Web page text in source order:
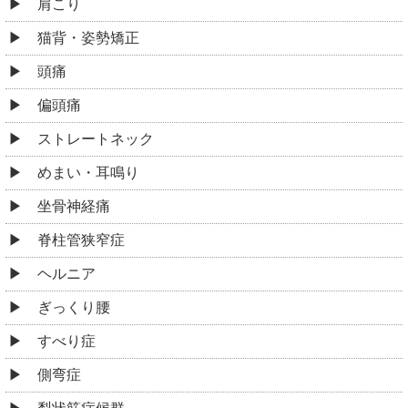
肩こり
猫背・姿勢矯正
頭痛
偏頭痛
ストレートネック
めまい・耳鳴り
坐骨神経痛
脊柱管狭窄症
ヘルニア
ぎっくり腰
すべり症
側弯症